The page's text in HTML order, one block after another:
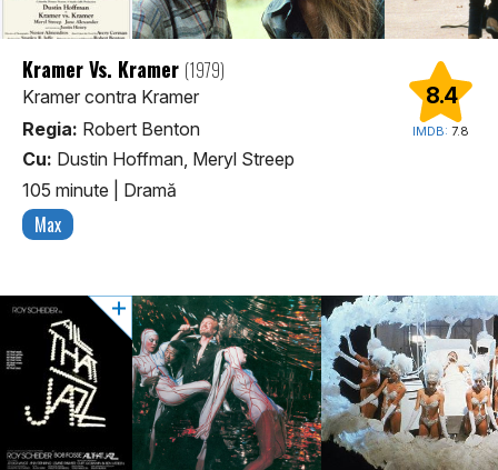
8.4
IMDB: 7.8
Kramer Vs. Kramer (1979)
Kramer contra Kramer
Regia: Robert Benton
Cu: Dustin Hoffman, Meryl Streep
105 minute
Dramă
Max